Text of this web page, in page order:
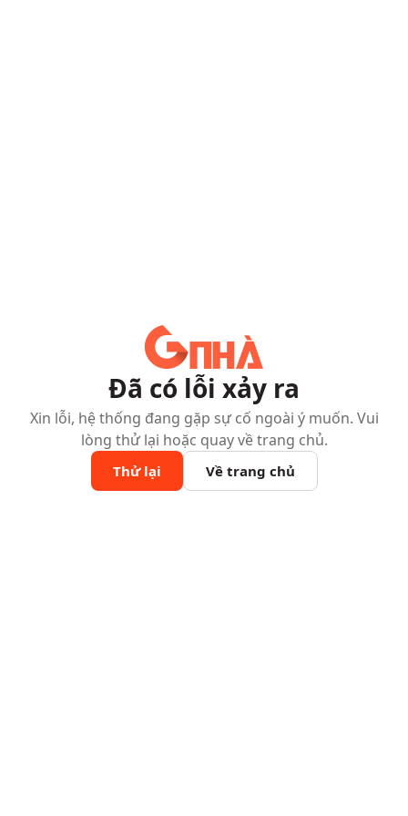
Đã có lỗi xảy ra
Xin lỗi, hệ thống đang gặp sự cố ngoài ý muốn. Vui
lòng thử lại hoặc quay về trang chủ.
Thử lại Về trang chủ